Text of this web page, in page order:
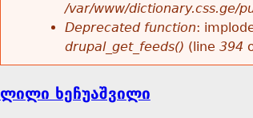
/var/www/dictionary.css.ge/
Deprecated function:
drupal_get_feeds() (line 394
ლილი ხეჩუაშვილი